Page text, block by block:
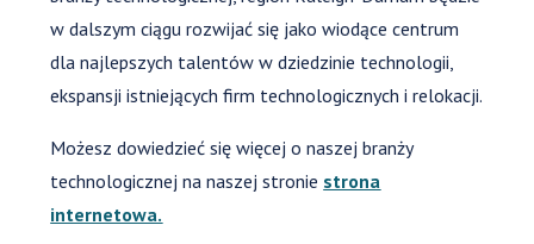
w dalszym ciągu rozwijać się jako wiodące centrum
dla najlepszych talentów w dziedzinie technologii,
ekspansji istniejących firm technologicznych i relokacji.
Możesz dowiedzieć się więcej o naszej branży
technologicznej na naszej stronie strona
internetowa.